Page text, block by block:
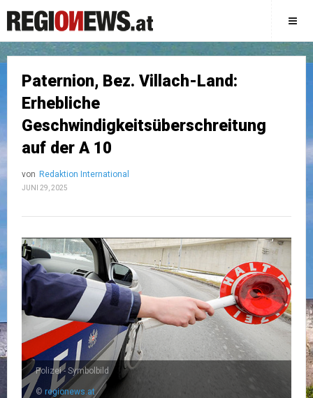
Paternion, Bez. Villach-Land:
Erhebliche
Geschwindigkeitsüberschreitung
auf der A 10
von Redaktion International
JUNI 29, 2025
Polizei - Symbolbild
© regionews.at